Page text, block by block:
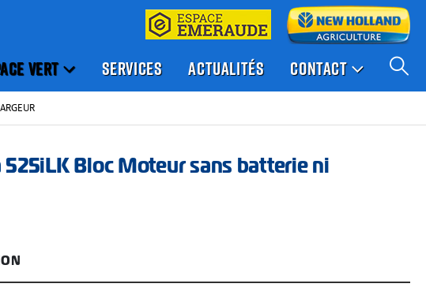
VERT SERVICES ACTUALITÉS CONTACT
525iLK Bloc Moteur sans batterie ni